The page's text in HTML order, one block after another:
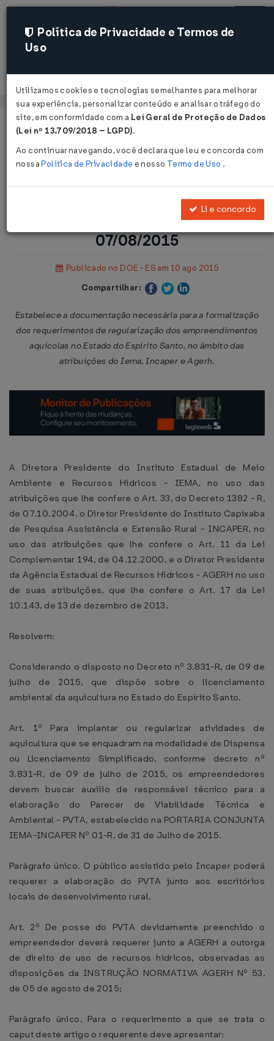
Acessar
Página Inicial
Legislações
Instrução Normativa Conjunta
INCAPER/AGERH Nº 1 DE
07/08/2015
Publicado no DOE - ES em 10 ago 2015
Compartilhar:
Estabelece a documentação necessária para a formalização
dos requerimentos de regularização dos empreendimentos
aquícolas no Estado do Espírito Santo, no âmbito das
atribuições do Iema, Incaper e Agerh.
A Diretora Presidente do Instituto Estadual de Meio
Ambiente e Recursos Hídricos - IEMA, no uso das
atribuições que lhe confere o Art. 33, do Decreto 1382 - R,
de 07.10.2004, o Diretor Presidente do Instituto Capixaba
de Pesquisa Assistência e Extensão Rural - INCAPER, no
uso das atribuições que lhe confere o Art. 11 da Lei
Complementar 194, de 04.12.2000, e o Diretor Presidente
da Agência Estadual de Recursos Hídricos - AGERH no uso
de suas atribuições, que lhe confere o Art. 17 da Lei
10.143, de 13 de dezembro de 2013,
Resolvem:
Considerando o disposto no Decreto nº 3.831-R, de 09 de
julho de 2015, que dispõe sobre o licenciamento
ambiental da aquicultura no Estado do Espírito Santo.
Art. 1º Para implantar ou regularizar atividades de
aquicultura que se enquadram na modalidade de Dispensa
ou Licenciamento Simplificado, conforme decreto nº
3.831-R, de 09 de julho de 2015, os empreendedores
devem buscar auxílio de responsável técnico para a
elaboração do Parecer de Viabilidade Técnica e
Ambiental - PVTA, estabelecido na PORTARIA CONJUNTA
IEMA-INCAPER Nº 01-R, de 31 de Julho de 2015.
Parágrafo único. O público assistido pelo Incaper poderá
requerer a elaboração do PVTA junto aos escritórios
locais de desenvolvimento rural.
Art. 2º De posse do PVTA devidamente preenchido o
empreendedor deverá requerer junto a AGERH a outorga
de direito de uso de recursos hídricos, observadas as
disposições da INSTRUÇÃO NORMATIVA AGERH Nº 53,
de 05 de agosto de 2015;
Parágrafo único. Para o requerimento a que se trata o
caput deste artigo o requerente deve apresentar:
Política de Privacidade e Termos de
Uso
Utilizamos cookies e tecnologias semelhantes para melhorar
sua experiência, personalizar conteúdo e analisar o tráfego do
site, em conformidade com a Lei Geral de Proteção de Dados
(Lei nº 13.709/2018 – LGPD).
Ao continuar navegando, você declara que leu e concorda com
nossaPolítica de Privacidade e nosso Termo de Uso .
Li e concordo